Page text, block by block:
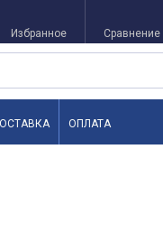
Избранное Сравнение
ОПЛАТА